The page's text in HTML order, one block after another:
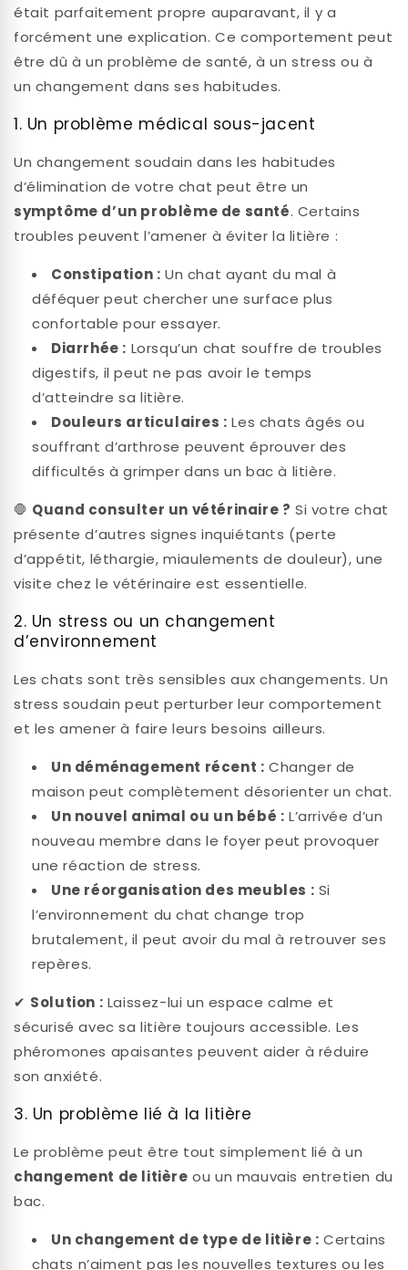
était parfaitement propre auparavant, il y a
forcément une explication. Ce comportement peut
être dû à un problème de santé, à un stress ou à
un changement dans ses habitudes.
1. Un problème médical sous-jacent
Un changement soudain dans les habitudes
d’élimination de votre chat peut être un
symptôme d’un problème de santé. Certains
troubles peuvent l’amener à éviter la litière :
Constipation : Un chat ayant du mal à
déféquer peut chercher une surface plus
confortable pour essayer.
Diarrhée : Lorsqu’un chat souffre de troubles
digestifs, il peut ne pas avoir le temps
d’atteindre sa litière.
Douleurs articulaires : Les chats âgés ou
souffrant d’arthrose peuvent éprouver des
difficultés à grimper dans un bac à litière.
🛑 Quand consulter un vétérinaire ? Si votre chat
présente d’autres signes inquiétants (perte
d’appétit, léthargie, miaulements de douleur), une
visite chez le vétérinaire est essentielle.
2. Un stress ou un changement
d’environnement
Les chats sont très sensibles aux changements. Un
stress soudain peut perturber leur comportement
et les amener à faire leurs besoins ailleurs.
Un déménagement récent : Changer de
maison peut complètement désorienter un chat.
Un nouvel animal ou un bébé : L’arrivée d’un
nouveau membre dans le foyer peut provoquer
une réaction de stress.
Une réorganisation des meubles : Si
l’environnement du chat change trop
brutalement, il peut avoir du mal à retrouver ses
repères.
✔ Solution : Laissez-lui un espace calme et
sécurisé avec sa litière toujours accessible. Les
phéromones apaisantes peuvent aider à réduire
son anxiété.
3. Un problème lié à la litière
Le problème peut être tout simplement lié à un
changement de litière ou un mauvais entretien du
bac.
Un changement de type de litière : Certains
chats n’aiment pas les nouvelles textures ou les